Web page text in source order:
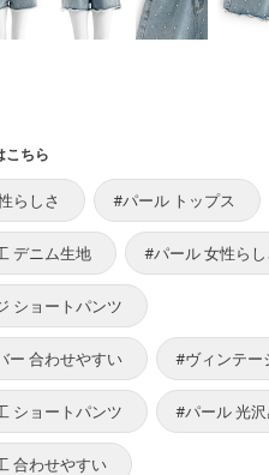
こちら
らしさ #パール トップス
デニム生地 #パール 女性らし
ショートパンツ
ー 合わせやすい #ヴィンテー
ショートパンツ #パール 光
合わせやすい